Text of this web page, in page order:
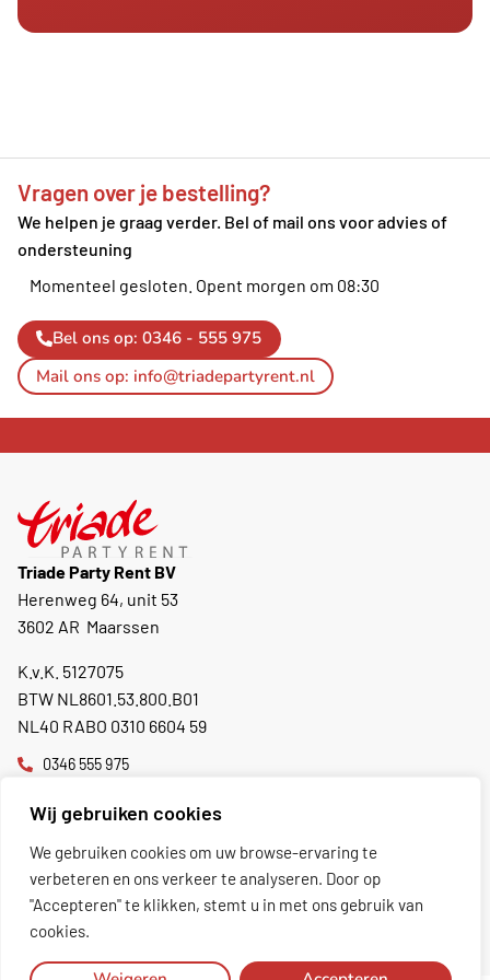
Wij gebruiken cookies
We gebruiken cookies om uw browse-ervaring te
verbeteren en ons verkeer te analyseren. Door op
"Accepteren" te klikken, stemt u in met ons gebruik van
cookies.
Vragen over je bestelling?
We helpen je graag verder. Bel of mail ons voor advies of
ondersteuning
Momenteel gesloten. Opent morgen om 08:30
Bel ons op: 0346 - 555 975
Mail ons op: info@triadepartyrent.nl
Triade Party Rent BV
Herenweg 64, unit 53
3602 AR Maarssen
K.v.K. 5127075
BTW NL8601.53.800.B01
NL40 RABO 0310 6604 59
0346 555 975
Momenteel gesloten.Opent morgen om 08:30
Toon excl. BTW